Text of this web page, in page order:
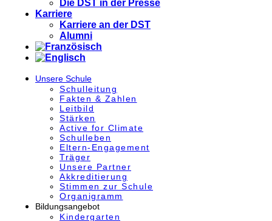
Die DST in der Presse
Karriere
Karriere an der DST
Alumni
Unsere Schule
Schulleitung
Fakten & Zahlen
Leitbild
Stärken
Active for Climate
Schulleben
Eltern-Engagement
Träger
Unsere Partner
Akkre­di­tier­ung
Stimmen zur Schule
Organigramm
Bildungsangebot
Kindergarten